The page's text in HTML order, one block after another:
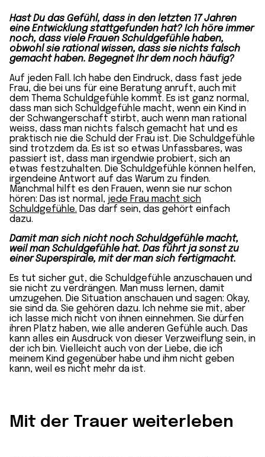
Hast Du das Gefühl, dass in den letzten 17 Jahren
eine Entwicklung stattgefunden hat? Ich höre immer
noch, dass viele Frauen Schuldgefühle haben,
obwohl sie rational wissen, dass sie nichts falsch
gemacht haben. Begegnet Ihr dem noch häufig?
Auf jeden Fall. Ich habe den Eindruck, dass fast jede
Frau, die bei uns für eine Beratung anruft, auch mit
dem Thema Schuldgefühle kommt. Es ist ganz normal,
dass man sich Schuldgefühle macht, wenn ein Kind in
der Schwangerschaft stirbt, auch wenn man rational
weiss, dass man nichts falsch gemacht hat und es
praktisch nie die Schuld der Frau ist. Die Schuldgefühle
sind trotzdem da. Es ist so etwas Unfassbares, was
passiert ist, dass man irgendwie probiert, sich an
etwas festzuhalten. Die Schuldgefühle können helfen,
irgendeine Antwort auf das Warum zu finden.
Manchmal hilft es den Frauen, wenn sie nur schon
hören: Das ist normal, jede Frau macht sich
Schuldgefühle. Das darf sein, das gehört einfach
dazu.
Damit man sich nicht noch Schuldgefühle macht,
weil man Schuldgefühle hat. Das führt ja sonst zu
einer Superspirale, mit der man sich fertigmacht.
Es tut sicher gut, die Schuldgefühle anzuschauen und
sie nicht zu verdrängen. Man muss lernen, damit
umzugehen. Die Situation anschauen und sagen: Okay,
sie sind da. Sie gehören dazu. Ich nehme sie mit, aber
ich lasse mich nicht von ihnen einnehmen. Sie dürfen
ihren Platz haben, wie alle anderen Gefühle auch. Das
kann alles ein Ausdruck von dieser Verzweiflung sein, in
der ich bin. Vielleicht auch von der Liebe, die ich
meinem Kind gegenüber habe und ihm nicht geben
kann, weil es nicht mehr da ist.
Mit der Trauer weiterleben